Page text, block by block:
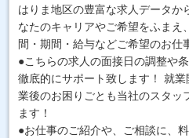
はりま地区の豊富な求人データか
なたのキャリアやご希望をふまえ
間・期間・給与などご希望のお仕
●こちらの求人の面接日の調整や
徹底的にサポート致します！ 就
業後のお困りごとも当社のスタッ
ます！
●お仕事のご紹介や、ご相談に、